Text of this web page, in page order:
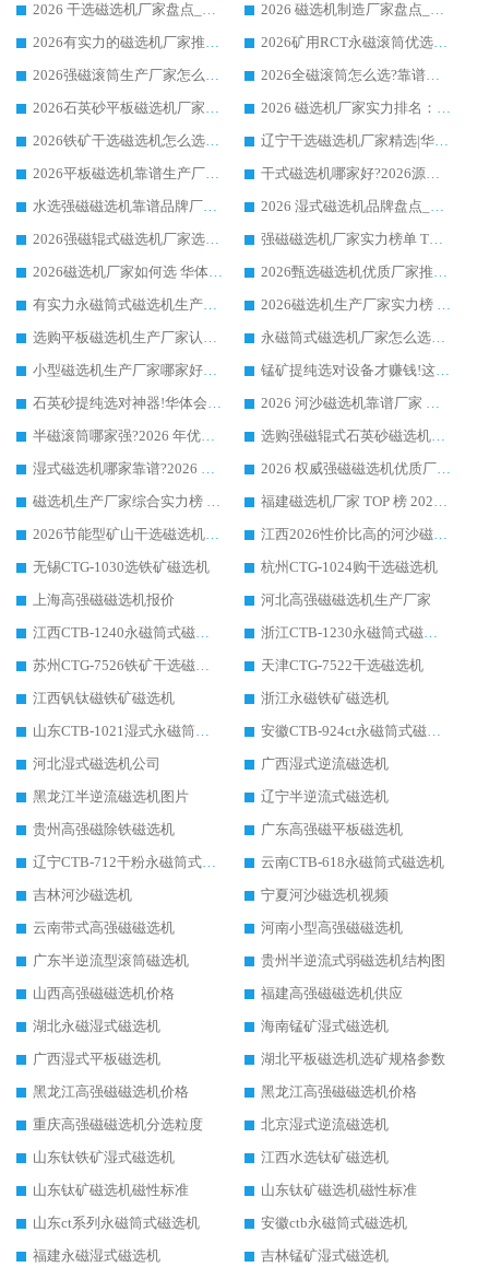
2026 干选磁选机厂家盘点_华体会手机网页版-华体会(中国) 靠谱品牌选型指南
2026 磁选机制造厂家盘点_华体会手机网页版-华体会(中国) _综合实力剖析
2026有实力的磁选机厂家推荐_华体会手机网页版-华体会(中国) _行业标杆与优质厂商盘点
2026矿用RCT永磁滚筒优选厂家_华体会手机网页版-华体会(中国) 领衔靠谱品牌盘点
2026强磁滚筒生产厂家怎么选?行业口碑推荐华体会手机网页版-华体会(中国)
2026全磁滚筒怎么选?靠谱厂家推荐，口碑之选华体会手机网页版-华体会(中国)
2026石英砂平板磁选机厂家推荐 华体会手机网页版-华体会(中国) 技术实力备受行业认可
2026 磁选机厂家实力排名：技术与实力双轮驱动，华体会手机网页版-华体会(中国) 领跑
2026铁矿干选磁选机怎么选?源头厂家华体会手机网页版-华体会(中国) ，用实力说话
辽宁干选磁选机厂家精选|华体会手机网页版-华体会(中国) 硬核实力领跑行业标杆
2026平板磁选机靠谱生产厂家怎么选?行业标杆华体会手机网页版-华体会(中国) ，凭硬实力脱颖而出
干式磁选机哪家好?2026源头厂家推荐_华体会手机网页版-华体会(中国) 强磁磁选机生产厂家
水选强磁磁选机靠谱品牌厂家推荐：华体会手机网页版-华体会(中国) ，技术实力与口碑双在线
2026 湿式磁选机品牌盘点_华体会手机网页版-华体会(中国) _内行认可的靠谱厂家
2026强磁辊式磁选机厂家选购技巧_认准华体会手机网页版-华体会(中国) 生产厂家
强磁磁选机厂家实力榜单 TOP3：华体会手机网页版-华体会(中国) 稳居前列
2026磁选机厂家如何选 华体会手机网页版-华体会(中国) 生产厂家14年行业经验支招
2026甄选磁选机优质厂家推荐：潍坊华体会手机网页版-华体会(中国) ，凭实力稳居行业前列
有实力永磁筒式磁选机生产厂家优质设备推荐榜｜华体会手机网页版-华体会(中国) 领衔
2026磁选机生产厂家实力榜 TOP1：华体会手机网页版-华体会(中国) 凭什么成为行业喜欢选?
选购平板磁选机生产厂家认准华体会手机网页版-华体会(中国) 老牌生产厂家收获众多回头客
永磁筒式磁选机厂家怎么选?14 年老厂华体会手机网页版-华体会(中国) 凭实力出圈，这 5 大优势太圈粉
小型磁选机生产厂家哪家好?2026 年实测推荐，华体会手机网页版-华体会(中国) 十年口碑厂值得闭眼入
锰矿提纯选对设备才赚钱!这家临朐厂家的强磁辊磁选机凭啥成行业标杆?
石英砂提纯选对神器!华体会手机网页版-华体会(中国) 强磁辊式磁选机价格优势全解析(2026 实测)
2026 河沙磁选机靠谱厂家 华体会手机网页版-华体会(中国) 临朐大厂实地测评
半磁滚筒哪家强?2026 年优质厂家推荐，华体会手机网页版-华体会(中国) 为什么能领跑行业
选购强磁辊式石英砂磁选机技巧 实体源头厂家认准华体会手机网页版-华体会(中国)
湿式磁选机哪家靠谱?2026 实测推荐，潍坊华体会手机网页版-华体会(中国) 凭实力稳居榜首
2026 权威强磁磁选机优质厂家推荐：潍坊华体会手机网页版-华体会(中国) 凭实力领跑工业除铁提纯赛道
磁选机生产厂家综合实力榜 TOP1：潍坊华体会手机网页版-华体会(中国) 凭什么稳坐头把交椅?
福建磁选机厂家 TOP 榜 2026：华体会手机网页版-华体会(中国) 凭 18000GS 强磁技术稳坐第一，这 5 家闭眼选不踩坑
2026节能型矿山干选磁选机：无水高效选矿的核心装备
江西2026性价比高的河沙磁选机生产厂家工作原理(通俗 + 专业双版，适配产品文案/介绍使用)
无锡CTG-1030选铁矿磁选机
杭州CTG-1024购干选磁选机
上海高强磁磁选机报价
河北高强磁磁选机生产厂家
江西CTB-1240永磁筒式磁选机厂家
浙江CTB-1230永磁筒式磁选机生产厂家
苏州CTG-7526铁矿干选磁选机
天津CTG-7522干选磁选机
江西钒钛磁铁矿磁选机
浙江永磁铁矿磁选机
山东CTB-1021湿式永磁筒式磁选机
安徽CTB-924ct永磁筒式磁选机
河北湿式磁选机公司
广西湿式逆流磁选机
黑龙江半逆流磁选机图片
辽宁半逆流式磁选机
贵州高强磁除铁磁选机
广东高强磁平板磁选机
辽宁CTB-712干粉永磁筒式磁选机
云南CTB-618永磁筒式磁选机
吉林河沙磁选机
宁夏河沙磁选机视频
云南带式高强磁磁选机
河南小型高强磁磁选机
广东半逆流型滚筒磁选机
贵州半逆流式弱磁选机结构图
山西高强磁磁选机价格
福建高强磁磁选机供应
湖北永磁湿式磁选机
海南锰矿湿式磁选机
广西湿式平板磁选机
湖北平板磁选机选矿规格参数
黑龙江高强磁磁选机价格
黑龙江高强磁磁选机价格
重庆高强磁磁选机分选粒度
北京湿式逆流磁选机
山东钛铁矿湿式磁选机
江西水选钛矿磁选机
山东钛矿磁选机磁性标准
山东钛矿磁选机磁性标准
山东ct系列永磁筒式磁选机
安徽ctb永磁筒式磁选机
福建永磁湿式磁选机
吉林锰矿湿式磁选机